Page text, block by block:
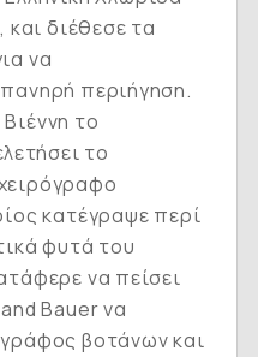
και διέθεσε τα
να
περιήγηση.
το
το
κατέγραψε περί
φυτά του
να πείσει
Bauer να
βοτάνων και